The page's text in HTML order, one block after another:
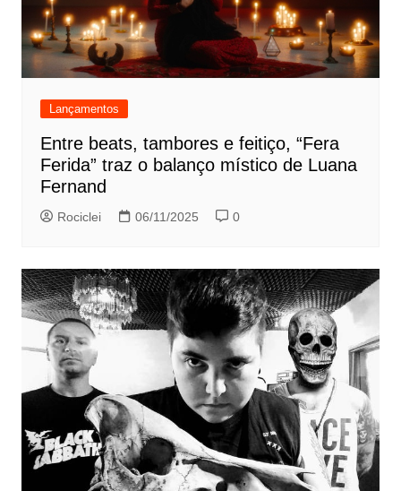
Lançamentos
Entre beats, tambores e feitiço, “Fera
Ferida” traz o balanço místico de Luana
Fernand
Rociclei 06/11/2025 0